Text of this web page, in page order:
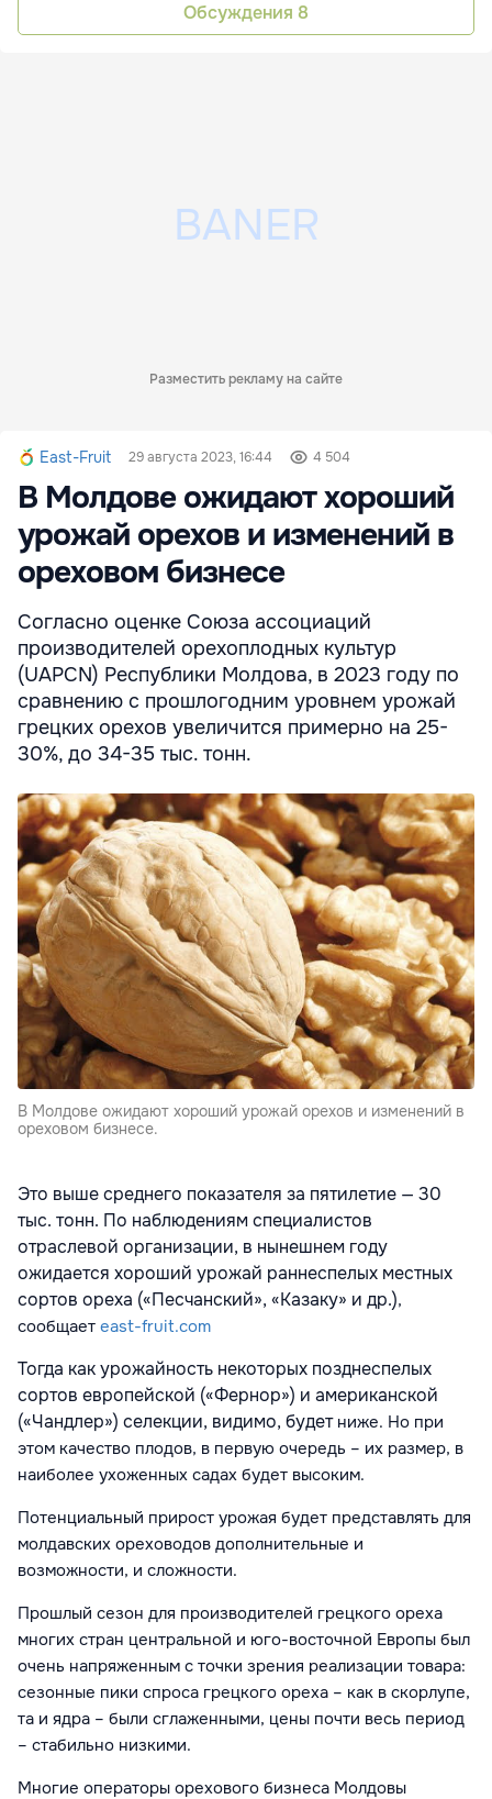
Обсуждения 8
Разместить рекламу на сайте
East-Fruit 29 августа 2023, 16:44 4 504
В Молдове ожидают хороший
урожай орехов и изменений в
ореховом бизнесе
Согласно оценке Союза ассоциаций
производителей орехоплодных культур
(UAPCN) Республики Молдова, в 2023 году по
сравнению с прошлогодним уровнем урожай
грецких орехов увеличится примерно на 25-
30%, до 34-35 тыс. тонн.
В Молдове ожидают хороший урожай орехов и изменений в
ореховом бизнесе.
Это выше среднего показателя за пятилетие — 30
тыс. тонн. По наблюдениям специалистов
отраслевой организации, в нынешнем году
ожидается хороший урожай раннеспелых местных
сортов ореха («Песчанский», «Казаку» и др.),
сообщает east-fruit.com
Тогда как урожайность некоторых позднеспелых
сортов европейской («Фернор») и американской
(«Чандлер») селекции, видимо, будет ниже. Но при
этом качество плодов, в первую очередь – их размер, в
наиболее ухоженных садах будет высоким.
Потенциальный прирост урожая будет представлять для
молдавских ореховодов дополнительные и
возможности, и сложности.
Прошлый сезон для производителей грецкого ореха
многих стран центральной и юго-восточной Европы был
очень напряженным с точки зрения реализации товара:
сезонные пики спроса грецкого ореха – как в скорлупе,
та и ядра – были сглаженными, цены почти весь период
– стабильно низкими.
Многие операторы орехового бизнеса Молдовы